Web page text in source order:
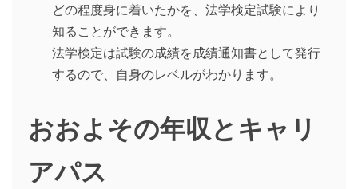
どの程度身に着いたかを、法学検定試験により
知ることができます。
法学検定は試験の成績を成績通知書として発行
するので、自身のレベルがわかります。
おおよその年収とキャリ
アパス